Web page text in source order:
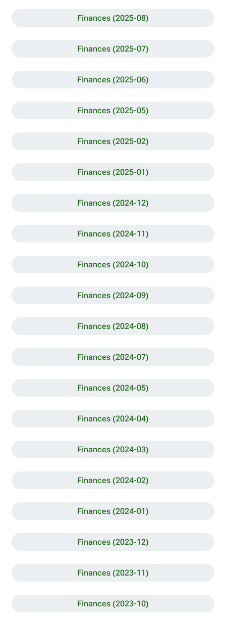
Finances (2025-08)
Finances (2025-07)
Finances (2025-06)
Finances (2025-05)
Finances (2025-02)
Finances (2025-01)
Finances (2024-12)
Finances (2024-11)
Finances (2024-10)
Finances (2024-09)
Finances (2024-08)
Finances (2024-07)
Finances (2024-05)
Finances (2024-04)
Finances (2024-03)
Finances (2024-02)
Finances (2024-01)
Finances (2023-12)
Finances (2023-11)
Finances (2023-10)